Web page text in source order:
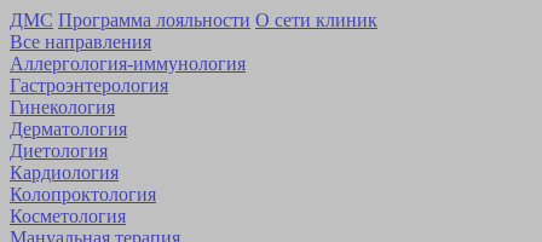
ДМС Программа лояльности О сети клиник
Все направления
Аллергология-иммунология
Гастроэнтерология
Гинекология
Дерматология
Диетология
Кардиология
Коло­проктология
Косметология
Мануальная терапия